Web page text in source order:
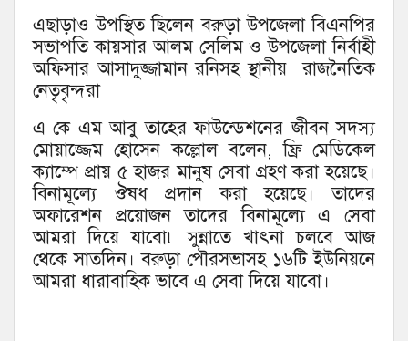
এছাড়াও উপস্থিত ছিলেন বরুড়া উপজেলা বিএনপির
সভাপতি কায়সার আলম সেলিম ও উপজেলা নির্বাহী
অফিসার আসাদুজ্জামান রনিসহ স্থানীয় রাজনৈতিক
নেতৃবৃন্দরা
এ কে এম আবু তাহের ফাউন্ডেশনের জীবন সদস্য
মোয়াজ্জেম হোসেন কল্লোল বলেন, ফ্রি মেডিকেল
ক্যাম্পে প্রায় ৫ হাজর মানুষ সেবা গ্রহণ করা হয়েছে।
বিনামূল্যে ঔষধ প্রদান করা হয়েছে। তাদের
অফারেশন প্রয়োজন তাদের বিনামূল্যে এ সেবা
আমরা দিয়ে যাবো৷ সুন্নাতে খাৎনা চলবে আজ
থেকে সাতদিন। বরুড়া পৌরসভাসহ ১৬টি ইউনিয়নে
আমরা ধারাবাহিক ভাবে এ সেবা দিয়ে যাবো।